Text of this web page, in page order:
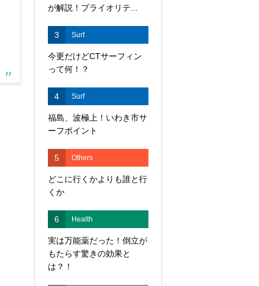
が解説！プライオリテ...
3 Surf
今更だけどCTサーフィン
って何！？
4 Surf
福島、波極上！いわき市サ
ーフポイント
5 Others
どこに行くかよりも誰と行
くか
6 Health
実は万能薬だった！倒立が
もたらす驚きの効果と
は？！